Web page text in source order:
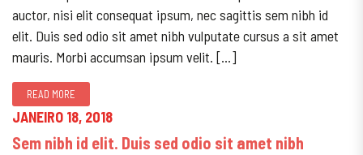
auctor, nisi elit consequat ipsum, nec sagittis sem nibh id
elit. Duis sed odio sit amet nibh vulputate cursus a sit amet
mauris. Morbi accumsan ipsum velit. […]
READ MORE
JANEIRO 18, 2018
Sem nibh id elit. Duis sed odio sit amet nibh